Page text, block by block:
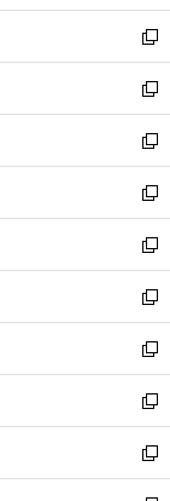
ウ
で
開
く
ン
ド
ウ
で
開
く
新
し
い
ウ
ィ
ン
ド
ウ
で
開
く
新
し
い
ウ
ィ
ン
ド
ウ
で
開
く
新
し
い
ウ
ィ
ン
ド
ウ
で
開
く
新
し
い
ウ
ィ
ン
ド
ウ
で
開
く
新
し
い
ウ
ィ
ン
ド
ウ
で
開
新
し
い
ウ
ィ
ン
ド
ウ
新
し
い
ウ
ィ
ン
新
し
い
ウ
新
し